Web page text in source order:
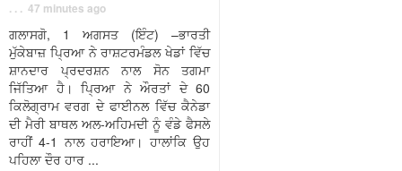
. . . 47 minutes ago
ਗਲਾਸਗੋ, 1 ਅਗਸਤ (ਇੰਟ) –ਭਾਰਤੀ
ਮੁੱਕੇਬਾਜ਼ ਪ੍ਰਿਆ ਨੇ ਰਾਸ਼ਟਰਮੰਡਲ ਖੇਡਾਂ ਵਿੱਚ
ਸ਼ਾਨਦਾਰ ਪ੍ਰਦਰਸ਼ਨ ਨਾਲ ਸੋਨ ਤਗਮਾ
ਜਿੱਤਿਆ ਹੈ। ਪ੍ਰਿਆ ਨੇ ਔਰਤਾਂ ਦੇ 60
ਕਿਲੋਗ੍ਰਾਮ ਵਰਗ ਦੇ ਫਾਈਨਲ ਵਿੱਚ ਕੈਨੇਡਾ
ਦੀ ਮੈਰੀ ਬਾਥਲ ਅਲ-ਅਹਿਮਦੀ ਨੂੰ ਵੰਡੇ ਫੈਸਲੇ
ਰਾਹੀਂ 4-1 ਨਾਲ ਹਰਾਇਆ। ਹਾਲਾਂਕਿ ਉਹ
ਪਹਿਲਾ ਦੌਰ ਹਾਰ ...